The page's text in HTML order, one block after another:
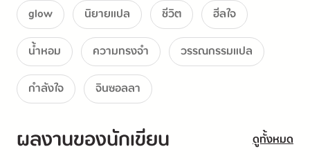
glow
นิยายแปล ชีวิต
ฮีลใจ
น้ำหอม
ความทรงจำ
วรรณกรรมแปล
กำลังใจ
จินซอลลา
ผลงานของนักเขียน ดูทั้งหมด